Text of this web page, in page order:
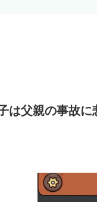
は父親の事故